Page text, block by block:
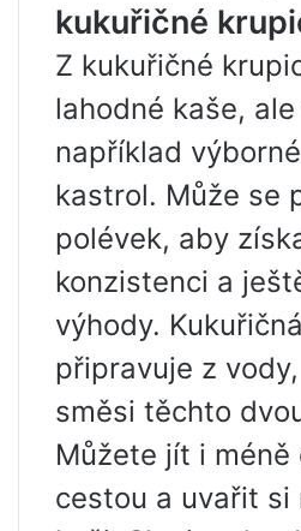
kukuřičné
Z kukuřičné
lahodné kaše,
například
kastrol. Může se
polévek, aby
konzistenci a
výhody.
připravuje z
směsi těchto
Můžete jít i méně
cestou a uvařit si